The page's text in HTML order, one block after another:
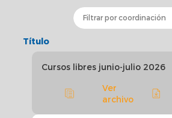
Título
Cursos libres junio-julio 2026
Ver
archivo